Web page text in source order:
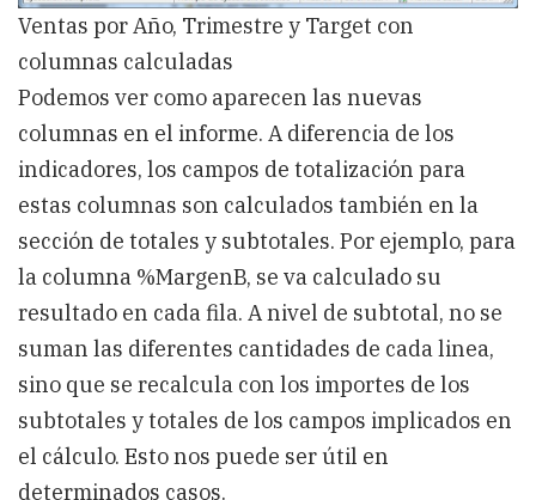
Ventas por Año, Trimestre y Target con
columnas calculadas
Podemos ver como aparecen las nuevas
columnas en el informe. A diferencia de los
indicadores, los campos de totalización para
estas columnas son calculados también en la
sección de totales y subtotales. Por ejemplo, para
la columna %MargenB, se va calculado su
resultado en cada fila. A nivel de subtotal, no se
suman las diferentes cantidades de cada linea,
sino que se recalcula con los importes de los
subtotales y totales de los campos implicados en
el cálculo. Esto nos puede ser útil en
determinados casos.